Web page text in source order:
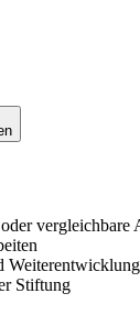
vergleichbare
Weiterentwicklung
Stiftung